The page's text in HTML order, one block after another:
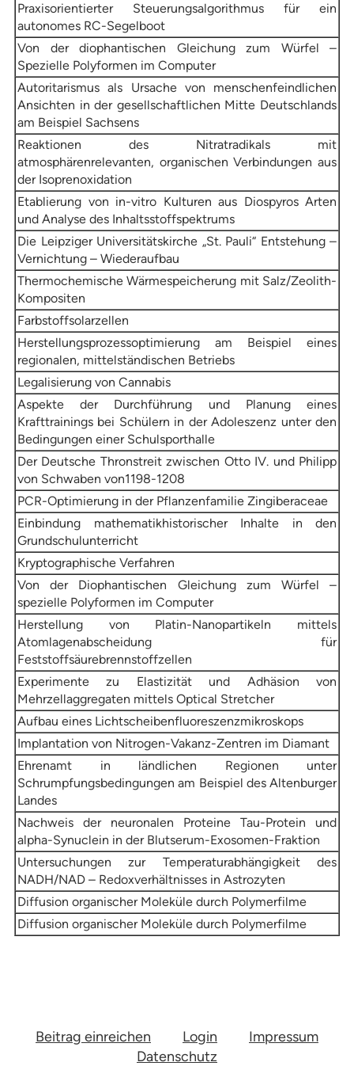
Praxisorientierter Steuerungsalgorithmus für ein
autonomes RC-Segelboot
Von der diophantischen Gleichung zum Würfel –
Spezielle Polyformen im Computer
Autoritarismus als Ursache von menschenfeindlichen
Ansichten in der gesellschaftlichen Mitte Deutschlands
am Beispiel Sachsens
Reaktionen des Nitratradikals mit
atmosphärenrelevanten, organischen Verbindungen aus
der Isoprenoxidation
Etablierung von in-vitro Kulturen aus Diospyros Arten
und Analyse des Inhaltsstoffspektrums
Die Leipziger Universitätskirche „St. Pauli“ Entstehung –
Vernichtung – Wiederaufbau
Thermochemische Wärmespeicherung mit Salz/Zeolith-
Kompositen
Farbstoffsolarzellen
Herstellungsprozessoptimierung am Beispiel eines
regionalen, mittelständischen Betriebs
Legalisierung von Cannabis
Aspekte der Durchführung und Planung eines
Krafttrainings bei Schülern in der Adoleszenz unter den
Bedingungen einer Schulsporthalle
Der Deutsche Thronstreit zwischen Otto IV. und Philipp
von Schwaben von1198-1208
PCR-Optimierung in der Pflanzenfamilie Zingiberaceae
Einbindung mathematikhistorischer Inhalte in den
Grundschulunterricht
Kryptographische Verfahren
Von der Diophantischen Gleichung zum Würfel –
spezielle Polyformen im Computer
Herstellung von Platin-Nanopartikeln mittels
Atomlagenabscheidung für
Feststoffsäurebrennstoffzellen
Experimente zu Elastizität und Adhäsion von
Mehrzellaggregaten mittels Optical Stretcher
Aufbau eines Lichtscheibenfluoreszenzmikroskops
Implantation von Nitrogen-Vakanz-Zentren im Diamant
Ehrenamt in ländlichen Regionen unter
Schrumpfungsbedingungen am Beispiel des Altenburger
Landes
Nachweis der neuronalen Proteine Tau-Protein und
alpha-Synuclein in der Blutserum-Exosomen-Fraktion
Untersuchungen zur Temperaturabhängigkeit des
NADH/NAD – Redoxverhältnisses in Astrozyten
Diffusion organischer Moleküle durch Polymerfilme
Diffusion organischer Moleküle durch Polymerfilme
Beitrag einreichen Login
Impressum
Datenschutz